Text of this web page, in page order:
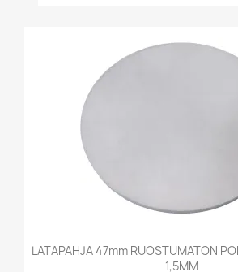
LATAPAHJA 47mm RUOSTUMATON
1,5MM